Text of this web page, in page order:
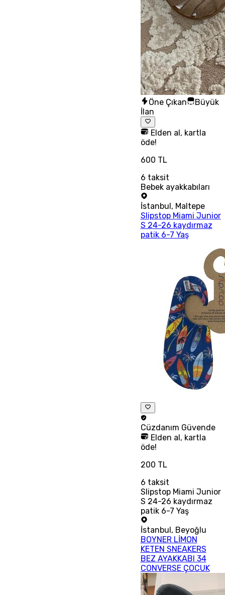
Öne Çıkan
Büyük
İlan
Elden al, kartla
öde!
600 TL
6 taksit
Bebek ayakkabıları
İstanbul, Maltepe
Slipstop Miami Junior
S 24-26 kaydırmaz
patik 6-7 Yaş
Cüzdanım Güvende
Elden al, kartla
öde!
200 TL
6 taksit
Slipstop Miami Junior
S 24-26 kaydırmaz
patik 6-7 Yaş
İstanbul , Beyoğlu
BOYNER LİMON
KETEN SNEAKERS
BEZ AYAKKABI 34
CONVERSE ÇOCUK